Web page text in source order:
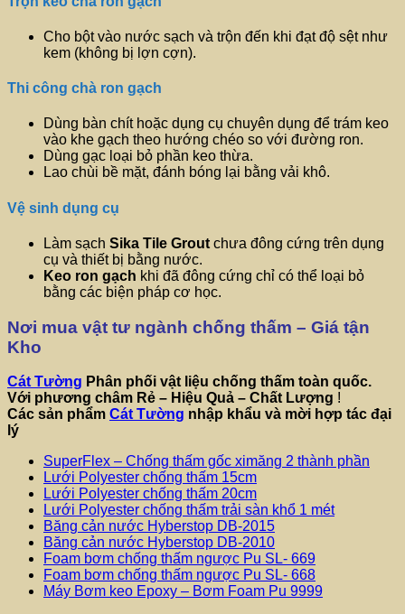
Cho bột vào nước sạch và trộn đến khi đạt độ sệt như
kem (không bị lợn cợn).
Thi công chà ron gạch
Dùng bàn chít hoặc dụng cụ chuyên dụng để trám keo
vào khe gạch theo hướng chéo so với đường ron.
Dùng gạc loại bỏ phần keo thừa.
Lao chùi bề mặt, đánh bóng lại bằng vải khô.
Vệ sinh dụng cụ
Làm sạch Sika Tile Grout chưa đông cứng trên dụng
cụ và thiết bị bằng nước.
Keo ron gạch khi đã đông cứng chỉ có thể loại bỏ
bằng các biện pháp cơ học.
Nơi mua vật tư ngành chống thấm – Giá tận
Kho
Cát Tường Phân phối vật liệu chống thấm toàn quốc.
Với phương châm Rẻ – Hiệu Quả – Chất Lượng !
Các sản phẩm Cát Tường nhập khẩu và mời hợp tác đại
lý
SuperFlex – Chống thấm gốc ximăng 2 thành phần
Lưới Polyester chống thấm 15cm
Lưới Polyester chống thấm 20cm
Lưới Polyester chống thấm trải sàn khổ 1 mét
Băng cản nước Hyberstop DB-2015
Băng cản nước Hyberstop DB-2010
Foam bơm chống thấm ngược Pu SL- 669
Foam bơm chống thấm ngược Pu SL- 668
Máy Bơm keo Epoxy – Bơm Foam Pu 9999